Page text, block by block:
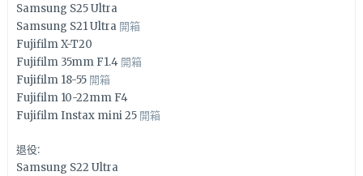
Samsung S25 Ultra
Samsung S21 Ultra 開箱
Fujifilm X-T20
Fujifilm 35mm F1.4 開箱
Fujifilm 18-55 開箱
Fujifilm 10-22mm F4
Fujifilm Instax mini 25 開箱
退役:
Samsung S22 Ultra